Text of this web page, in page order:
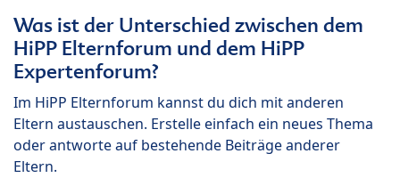
Was ist der Unterschied zwischen dem
HiPP Elternforum und dem HiPP
Expertenforum?
Im HiPP Elternforum kannst du dich mit anderen
Eltern austauschen. Erstelle einfach ein neues Thema
oder antworte auf bestehende Beiträge anderer
Eltern.